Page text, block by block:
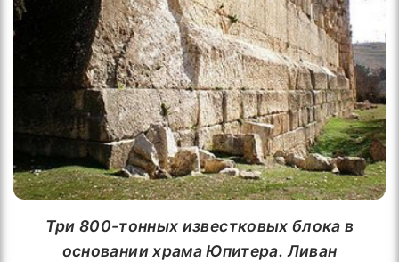
Три 800-тонных известковых блока в
основании храма Юпитера. Ливан